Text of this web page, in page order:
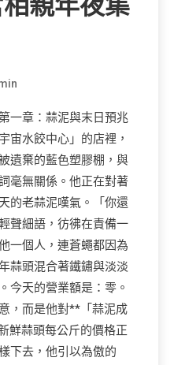
一章：蒜泥與末日預兆
宙水餃中心」的店裡，
遺棄的藍色塑膠棚，與
毫無關係。他正在對著
的老蒜泥嘆氣。「你還
聲細語，彷彿在責備一
一個人，連蒼蠅都因為
蒜頭混合著鐵鏽與淡淡
今天的營業額是：零。
，而是他對**「蒜泥成
鮮蒜頭每公斤的價格正
下去，他引以為傲的